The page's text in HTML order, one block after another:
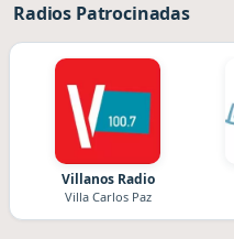
Radios Patrocinadas
Villanos Radio
Villa Carlos Paz